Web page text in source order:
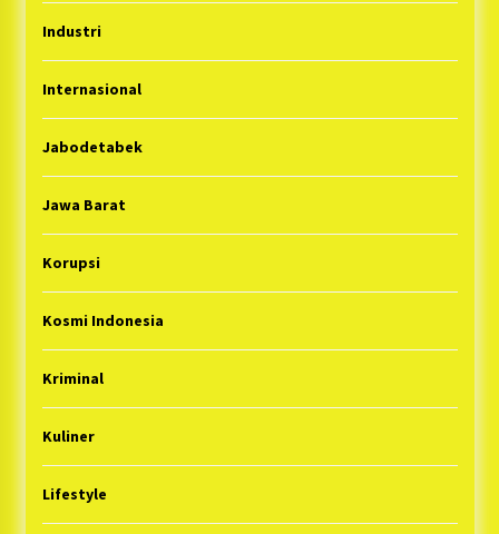
Industri
Internasional
Jabodetabek
Jawa Barat
Korupsi
Kosmi Indonesia
Kriminal
Kuliner
Lifestyle